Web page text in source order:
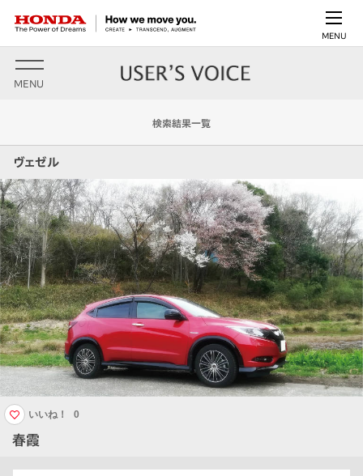
MENU
MENU
検索結果一覧
ヴェゼル
春霞
いいね！ 0